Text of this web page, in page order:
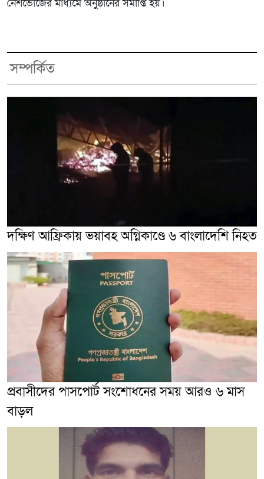
নৈশভোজের মাধ্যমে অনুষ্ঠানের সমাপ্তি হয়।
সম্পর্কিত
দক্ষিণ আফ্রিকায় ভয়াবহ অগ্নিকাণ্ডে ৬ বাংলাদেশি নিহত
প্রবাসীদের পাসপোর্ট সংশোধনের সময় আরও ৬ মাস
বাড়ল